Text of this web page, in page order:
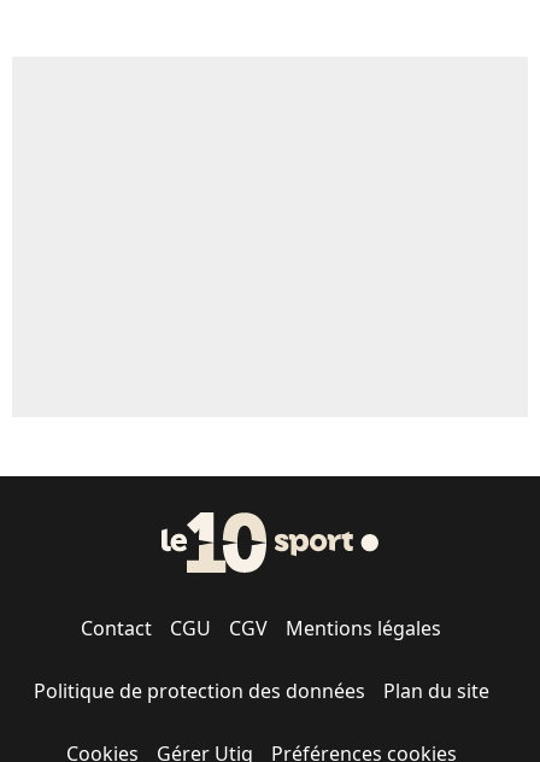
Contact CGU CGV Mentions légales
Politique de protection des données Plan du site
Cookies Gérer Utiq Préférences cookies